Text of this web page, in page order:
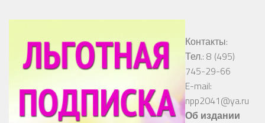
Контакты:
Тел.: 8 (495)
745-29-66
E-mail:
npp2041@ya.ru
Об издании